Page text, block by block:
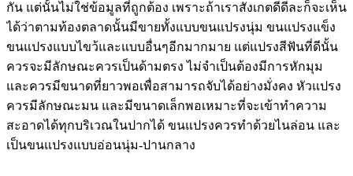
กัน แต่นั้นไม่ใช่ข้อมูลที่ถูกต้อง เพราะถ้าเราสังเกตดีดีละก็จะเห็น
ได้ว่าตามท้องตลาดนั้นมีขายทั้งแบบขนแปรงนุ่ม ขนแปรงแข็ง
ขนแปรงแบบไขว้และแบบอื่นๆอีกมากมาย แต่แปรงสีฟันที่ดีนั้น
ควรจะมีลักษณะควรเป็นด้ามตรง ไม่จำเป็นต้องมีการหักมุม
และควรมีขนาดที่ยาวพอเพื่อสามารถจับได้อย่างมั่งคง หัวแปรง
ควรมีลักษณะมน และมีขนาดเล็กพอเหมาะที่จะเข้าทำความ
สะอาดได้ทุกบริเวณในปากได้ ขนแปรงควรทำด้วยไนล่อน และ
เป็นขนแปรงแบบอ่อนนุ่ม-ปานกลาง